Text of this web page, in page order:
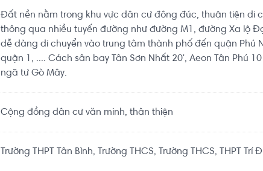
Đất nền nằm trong khu vực dân cư đông đúc, thuận tiện di
thông qua nhiều tuyến đường như đường M1, đường Xa lộ
dễ dàng di chuyển vào trung tâm thành phố đến quận Phú
quận 1, .... Cách sân bay Tân Sơn Nhất 20', Aeon Tân Phú
ngã tư Gò Mây.
Cộng đồng dân cư văn minh, thân thiện
Trường THPT Tân Bình, Trường THCS, Trường THCS, THPT Trí